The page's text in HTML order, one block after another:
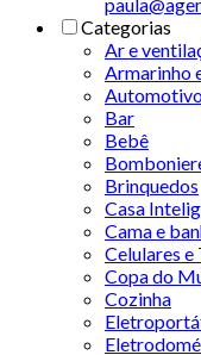
Categorias
Ar e
Armarinho
Bar
Bebê
Brinquedos
Casa
Cama e
Celulares e
Copa do
Cozinha